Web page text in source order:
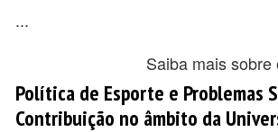
...
Saiba mais sobre
Política de Esporte e Problemas
Contribuição no âmbito da